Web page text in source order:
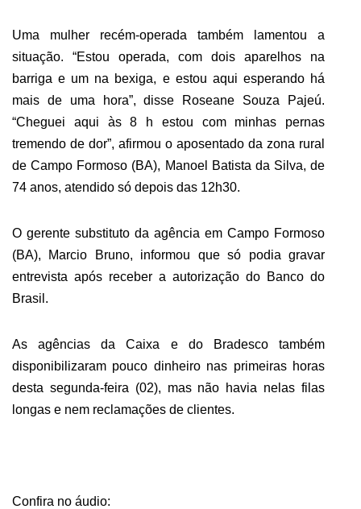
Uma mulher recém-operada também lamentou a
situação. “Estou operada, com dois aparelhos na
barriga e um na bexiga, e estou aqui esperando há
mais de uma hora”, disse Roseane Souza Pajeú.
“Cheguei aqui às 8 h estou com minhas pernas
tremendo de dor”, afirmou o aposentado da zona rural
de Campo Formoso (BA), Manoel Batista da Silva, de
74 anos, atendido só depois das 12h30.
O gerente substituto da agência em Campo Formoso
(BA), Marcio Bruno, informou que só podia gravar
entrevista após receber a autorização do Banco do
Brasil.
As agências da Caixa e do Bradesco também
disponibilizaram pouco dinheiro nas primeiras horas
desta segunda-feira (02), mas não havia nelas filas
longas e nem reclamações de clientes.
Confira no áudio: